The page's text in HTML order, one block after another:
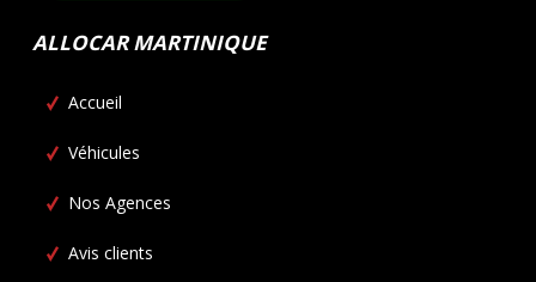
ALLOCAR MARTINIQUE
Accueil
Véhicules
Nos Agences
Avis clients